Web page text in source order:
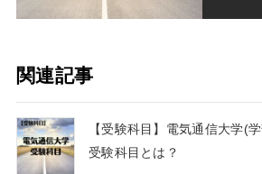
関連記事
【受験科目】電気通信大学(
受験科目とは？